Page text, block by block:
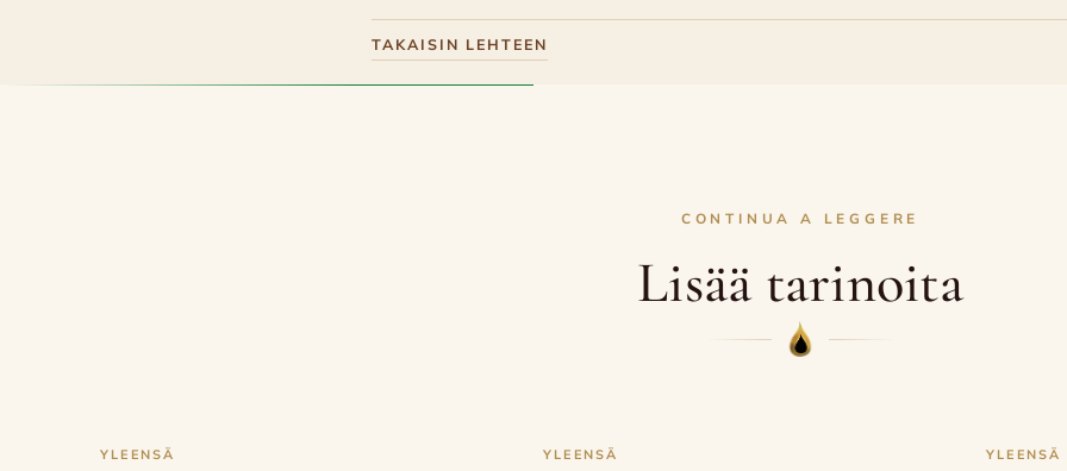
TAKAISIN LEHTEEN
CONTINUA A LEGGERE
Lisää tarinoita
YLEENSÄ YLEENSÄ YLEENSÄ